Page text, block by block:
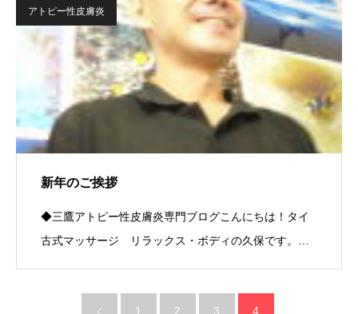
アトピー性皮膚炎
新年のご挨拶
◆三鷹アトピー性皮膚炎専門ブログこんにちは！タイ
古式マッサージ リラックス・ボディの久保です。…
1 2 3 4